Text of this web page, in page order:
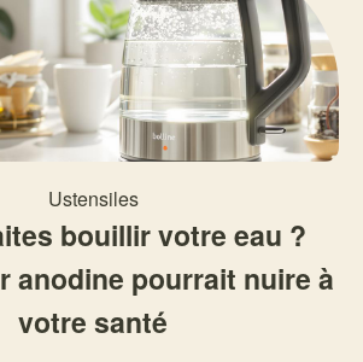
Ustensiles
bouillir votre eau ?
anodine pourrait nuire à
votre santé